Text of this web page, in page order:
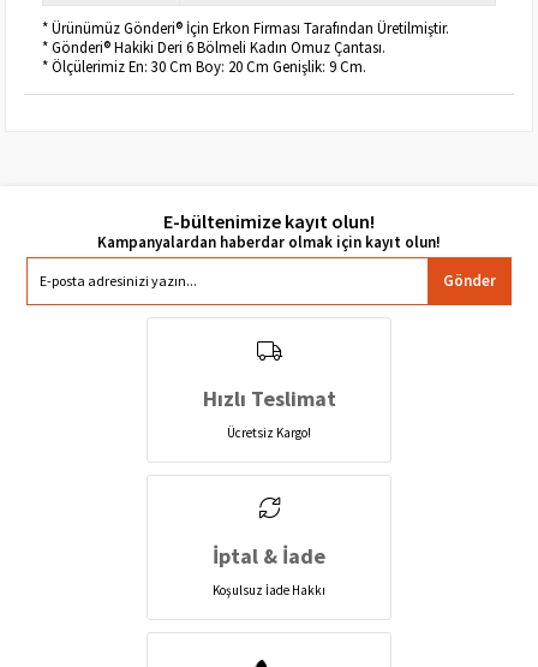
* Ürünümüz Gönderi® İçin Erkon Firması Tarafından Üretilmiştir.
* Gönderi® Hakiki Deri 6 Bölmeli Kadın Omuz Çantası.
* Ölçülerimiz En: 30 Cm Boy: 20 Cm Genişlik: 9 Cm.
E-bültenimize kayıt olun!
Gönder
Hızlı Teslimat
Ücretsiz Kargo!
İptal & İade
Koşulsuz İade Hakkı